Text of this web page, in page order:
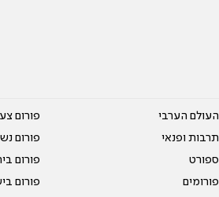
העולם הערבי
תרבות ופנאי
ספורט
פורומים
פורום
פורום
פורום
פורום